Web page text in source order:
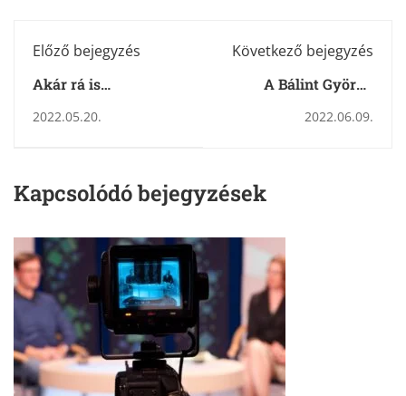
Előző bejegyzés
Akár rá is
2022.05.20.
Következő bejegyzés
A Bálint György
2022.06.09.
Kapcsolódó bejegyzések